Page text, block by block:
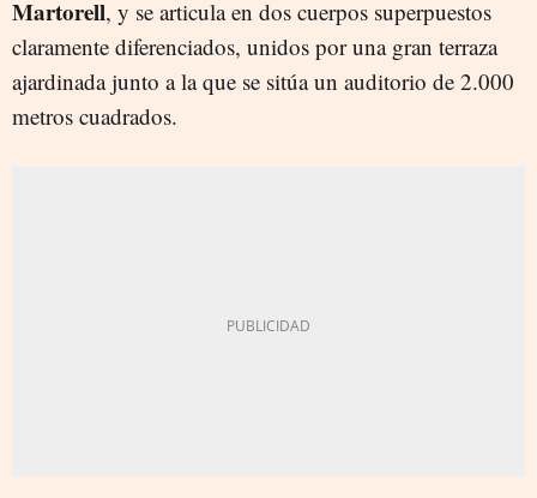
Martorell, y se articula en dos cuerpos superpuestos
claramente diferenciados, unidos por una gran terraza
ajardinada junto a la que se sitúa un auditorio de 2.000
metros cuadrados.